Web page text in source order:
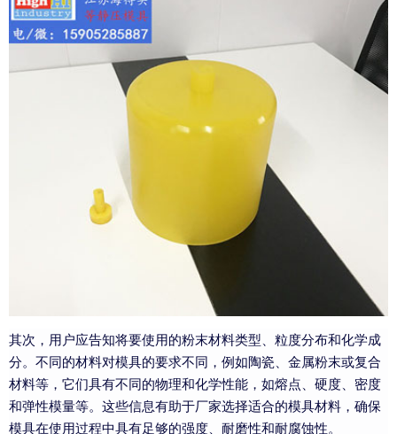
其次，用户应告知将要使用的粉末材料类型、粒度分布和化学成
分。不同的材料对模具的要求不同，例如陶瓷、金属粉末或复合
材料等，它们具有不同的物理和化学性能，如熔点、硬度、密度
和弹性模量等。这些信息有助于厂家选择适合的模具材料，确保
模具在使用过程中具有足够的强度、耐磨性和耐腐蚀性。